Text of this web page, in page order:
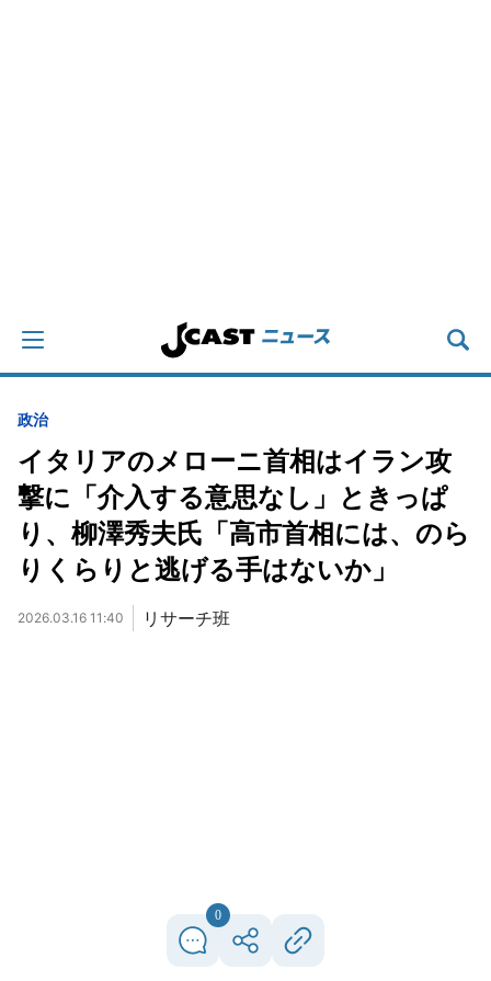
政治
イタリアのメローニ首相はイラン攻
撃に「介入する意思なし」ときっぱ
り、柳澤秀夫氏「高市首相には、のら
りくらりと逃げる手はないか」
2026.03.16 11:40 リサーチ班
0